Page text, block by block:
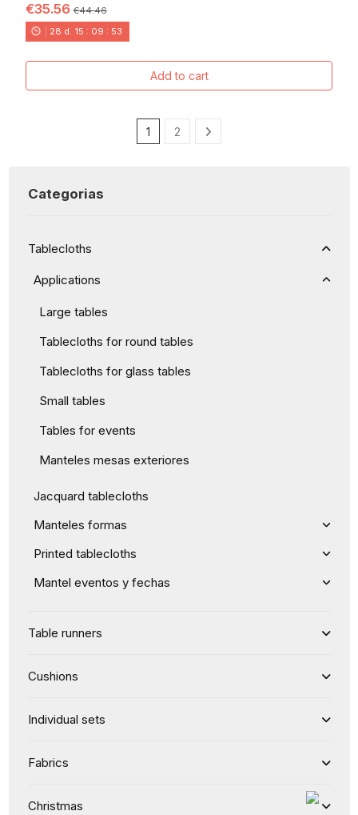
€35.56€44.46
28 d. 15 : 09 : 52
Add to cart
1 2
Categorias
Tablecloths
Applications
Large tables
Tablecloths for round tables
Tablecloths for glass tables
Small tables
Tables for events
Manteles mesas exteriores
Jacquard tablecloths
Manteles formas
Printed tablecloths
Mantel eventos y fechas
Table runners
Cushions
Individual sets
Fabrics
Christmas